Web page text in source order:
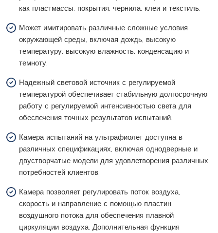
как пластмассы, покрытия, чернила, клеи и текстиль.
Может имитировать различные сложные условия
окружающей среды, включая дождь, высокую
температуру, высокую влажность, конденсацию и
темноту.
Надежный световой источник с регулируемой
температурой обеспечивает стабильную долгосрочную
работу с регулируемой интенсивностью света для
обеспечения точных результатов испытаний.
Камера испытаний на ультрафиолет доступна в
различных спецификациях, включая однодверные и
двустворчатые модели для удовлетворения различных
потребностей клиентов.
Камера позволяет регулировать поток воздуха,
скорость и направление с помощью пластин
воздушного потока для обеспечения плавной
циркуляции воздуха. Дополнительная функция